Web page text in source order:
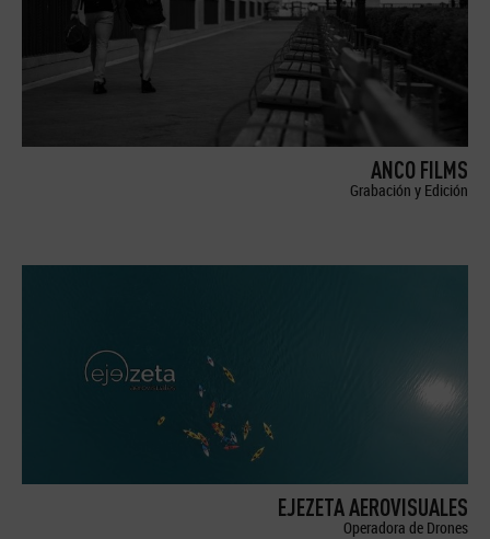
ANCO FILMS
Grabación y Edición
EJEZETA AEROVISUALES
Operadora de Drones